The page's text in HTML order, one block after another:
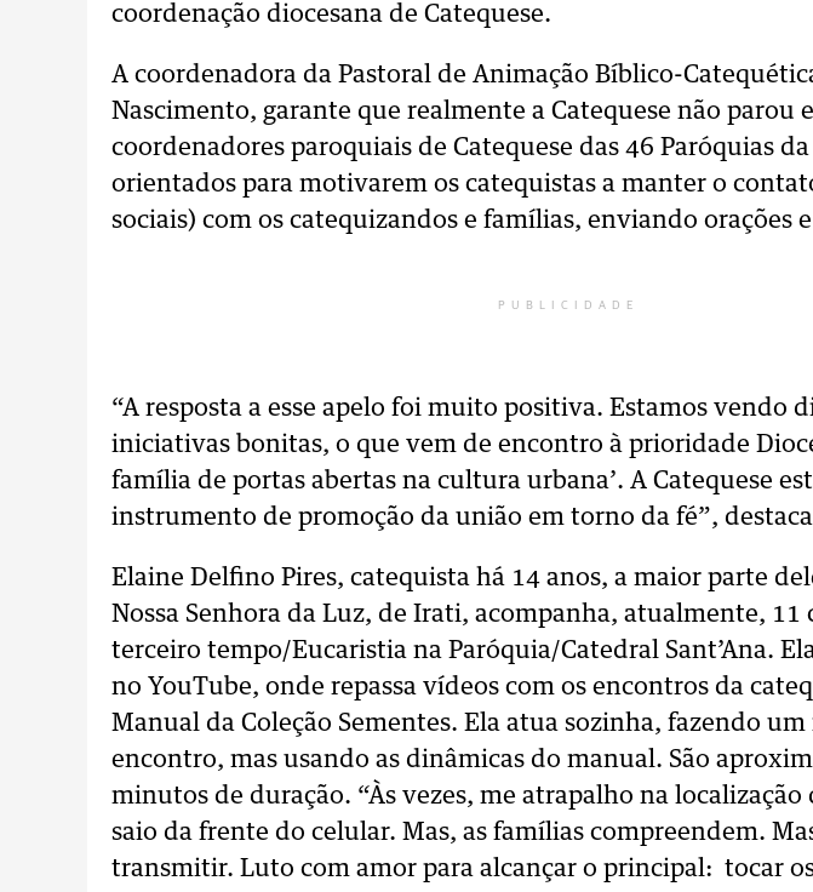
coordenação diocesana de Catequese.
A coordenadora da Pastoral de Animação Bíblico-
Nascimento, garante que realmente a Catequese não parou
coordenadores paroquiais de Catequese das 46 Paróquias
orientados para motivarem os catequistas a manter o
sociais) com os catequizandos e famílias, enviando orações
PUBLICIDADE
“A resposta a esse apelo foi muito positiva. Estamos vendo
iniciativas bonitas, o que vem de encontro à prioridade
família de portas abertas na cultura urbana’. A Catequese
instrumento de promoção da união em torno da fé”,
Elaine Delfino Pires, catequista há 14 anos, a maior parte
Nossa Senhora da Luz, de Irati, acompanha, atualmente, 11
terceiro tempo/Eucaristia na Paróquia/Catedral Sant’Ana.
no YouTube, onde repassa vídeos com os encontros da
Manual da Coleção Sementes. Ela atua sozinha, fazendo um
encontro, mas usando as dinâmicas do manual. São
minutos de duração. “Às vezes, me atrapalho na localização
saio da frente do celular. Mas, as famílias compreendem.
transmitir. Luto com amor para alcançar o principal: tocar